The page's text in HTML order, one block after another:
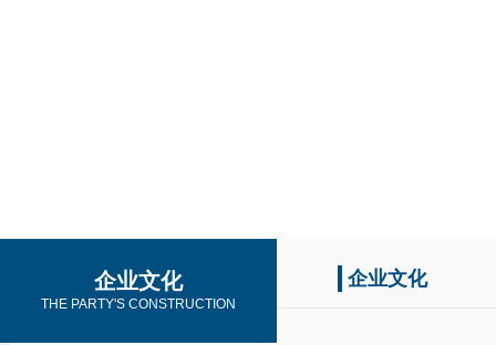
企业文化
THE PARTY'S CONSTRUCTION
企业文化